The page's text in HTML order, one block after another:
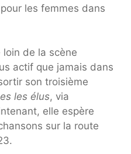
les femmes dans
de la scène
actif que jamais dans
son troisième
les élus, via
elle espère
sur la route